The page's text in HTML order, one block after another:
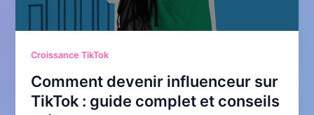
Croissance TikTok
Comment devenir influenceur sur
TikTok : guide complet et conseils